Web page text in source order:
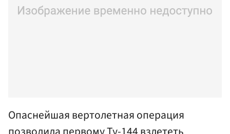
Опаснейшая вертолетная операция